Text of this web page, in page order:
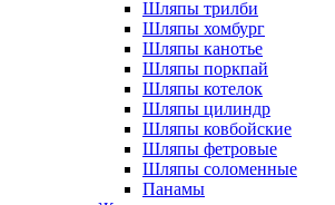
Шляпы трилби
Шляпы хомбург
Шляпы канотье
Шляпы поркпай
Шляпы котелок
Шляпы цилиндр
Шляпы ковбойские
Шляпы фетровые
Шляпы соломенные
Панамы